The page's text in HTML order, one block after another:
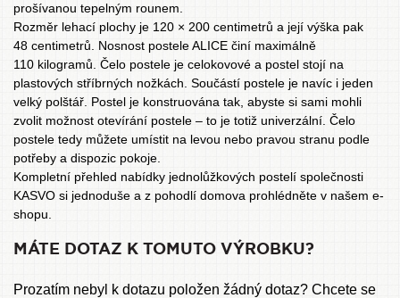
prošívanou tepelným rounem.
Rozměr lehací plochy je 120 × 200 centimetrů a její výška pak
48 centimetrů. Nosnost postele ALICE činí maximálně
110 kilogramů. Čelo postele je celokovové a postel stojí na
plastových stříbrných nožkách. Součástí postele je navíc i jeden
velký polštář. Postel je konstruována tak, abyste si sami mohli
zvolit možnost otevírání postele – to je totiž univerzální. Čelo
postele tedy můžete umístit na levou nebo pravou stranu podle
potřeby a dispozic pokoje.
Kompletní přehled nabídky jednolůžkových postelí společnosti
KASVO si jednoduše a z pohodlí domova prohlédněte v našem e-
shopu.
MÁTE DOTAZ K TOMUTO VÝROBKU?
Prozatím nebyl k dotazu položen žádný dotaz? Chcete se